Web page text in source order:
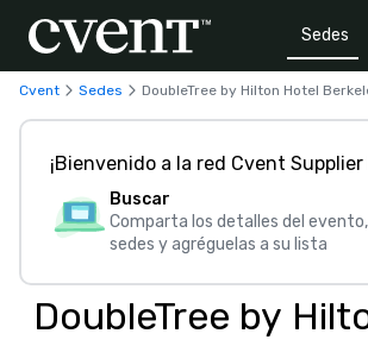
Sedes
Cvent Sedes DoubleTree by Hilton Hotel
¡Bienvenido a la red Cvent
Buscar
Comparta los detalles del
sedes y agréguelas a su lista
DoubleTree by